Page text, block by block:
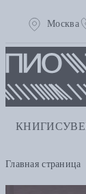
Москва
КНИГИ
Главная страница